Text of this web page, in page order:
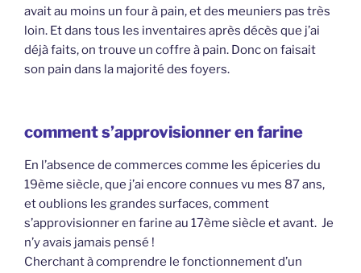
avait au moins un four à pain, et des meuniers pas très
loin. Et dans tous les inventaires après décès que j’ai
déjà faits, on trouve un coffre à pain. Donc on faisait
son pain dans la majorité des foyers.
comment s’approvisionner en farine
En l’absence de commerces comme les épiceries du
19ème siècle, que j’ai encore connues vu mes 87 ans,
et oublions les grandes surfaces, comment
s’approvisionner en farine au 17ème siècle et avant. Je
n’y avais jamais pensé !
Cherchant à comprendre le fonctionnement d’un